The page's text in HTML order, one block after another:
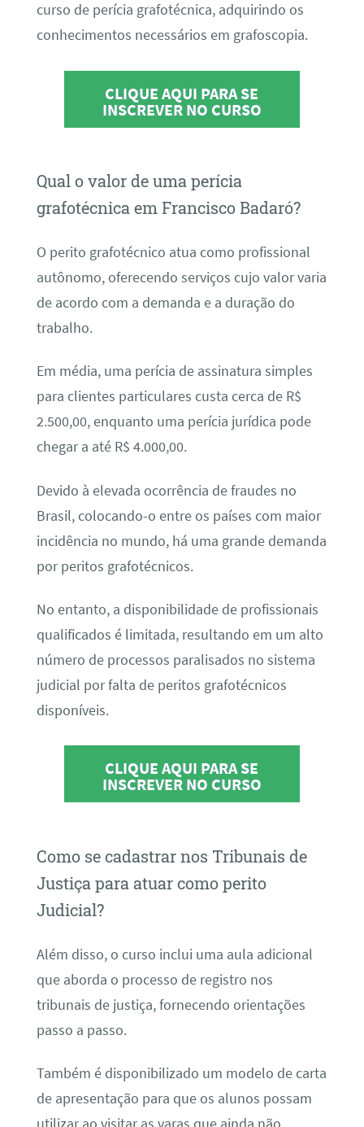
curso de perícia grafotécnica, adquirindo os
conhecimentos necessários em grafoscopia.
CLIQUE AQUI PARA SE
INSCREVER NO CURSO
Qual o valor de uma perícia
grafotécnica em Francisco Badaró?
O perito grafotécnico atua como profissional
autônomo, oferecendo serviços cujo valor varia
de acordo com a demanda e a duração do
trabalho.
Em média, uma perícia de assinatura simples
para clientes particulares custa cerca de R$
2.500,00, enquanto uma perícia jurídica pode
chegar a até R$ 4.000,00.
Devido à elevada ocorrência de fraudes no
Brasil, colocando-o entre os países com maior
incidência no mundo, há uma grande demanda
por peritos grafotécnicos.
No entanto, a disponibilidade de profissionais
qualificados é limitada, resultando em um alto
número de processos paralisados no sistema
judicial por falta de peritos grafotécnicos
disponíveis.
CLIQUE AQUI PARA SE
INSCREVER NO CURSO
Como se cadastrar nos Tribunais de
Justiça para atuar como perito
Judicial?
Além disso, o curso inclui uma aula adicional
que aborda o processo de registro nos
tribunais de justiça, fornecendo orientações
passo a passo.
Também é disponibilizado um modelo de carta
de apresentação para que os alunos possam